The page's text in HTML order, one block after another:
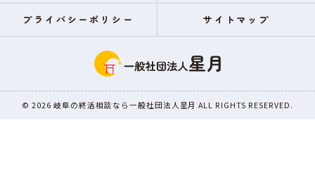
プライバシーポリシー サイトマップ
© 2026 岐阜の終活相談なら一般社団法人星月 ALL RIGHTS RESERVED.